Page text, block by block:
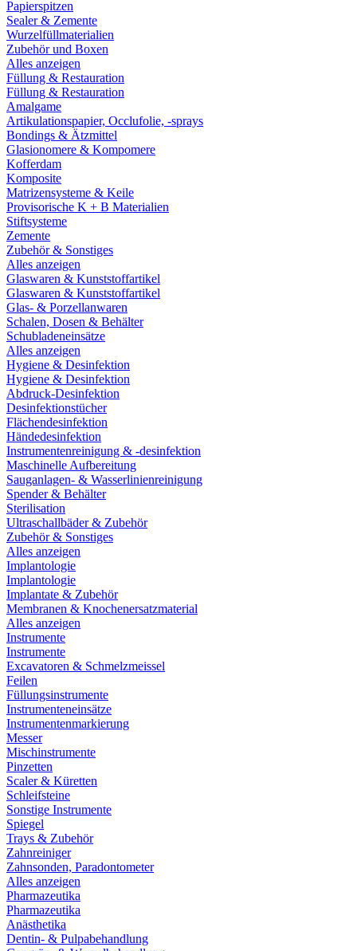
Papierspitzen
Sealer & Zemente
Wurzelfüllmaterialien
Zubehör und Boxen
Alles anzeigen
Füllung & Restauration
Füllung & Restauration
Amalgame
Artikulationspapier, Occlufolie, -sprays
Bondings & Ätzmittel
Glasionomere & Kompomere
Kofferdam
Komposite
Matrizensysteme & Keile
Provisorische K + B Materialien
Stiftsysteme
Zemente
Zubehör & Sonstiges
Alles anzeigen
Glaswaren & Kunststoffartikel
Glaswaren & Kunststoffartikel
Glas- & Porzellanwaren
Schalen, Dosen & Behälter
Schubladeneinsätze
Alles anzeigen
Hygiene & Desinfektion
Hygiene & Desinfektion
Abdruck-Desinfektion
Desinfektionstücher
Flächendesinfektion
Händedesinfektion
Instrumentenreinigung & -desinfektion
Maschinelle Aufbereitung
Sauganlagen- & Wasserlinienreinigung
Spender & Behälter
Sterilisation
Ultraschallbäder & Zubehör
Zubehör & Sonstiges
Alles anzeigen
Implantologie
Implantologie
Implantate & Zubehör
Membranen & Knochenersatzmaterial
Alles anzeigen
Instrumente
Instrumente
Excavatoren & Schmelzmeissel
Feilen
Füllungsinstrumente
Instrumenteneinsätze
Instrumentenmarkierung
Messer
Mischinstrumente
Pinzetten
Scaler & Küretten
Schleifsteine
Sonstige Instrumente
Spiegel
Trays & Zubehör
Zahnreiniger
Zahnsonden, Paradontometer
Alles anzeigen
Pharmazeutika
Pharmazeutika
Anästhetika
Dentin- & Pulpabehandlung